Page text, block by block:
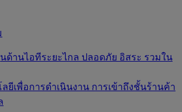
ด้านไอทีระยะไกล ปลอดภัย อิสระ รวมใน
ลยีเพื่อการดำเนินงาน การเข้าถึงชั้นร้านค้า